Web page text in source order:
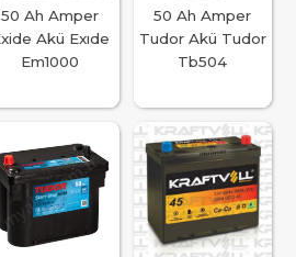
50 Ah Amper
Akü Exıde
Em1000
50 Ah Amper
Tudor Akü Tudor
Tb504